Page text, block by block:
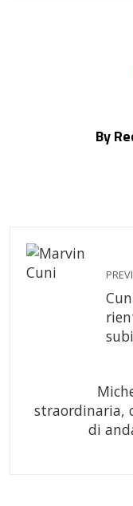
By
straordinaria,
di